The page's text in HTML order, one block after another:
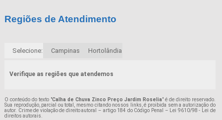
Regiões de Atendimento
Selecione: Campinas Hortolândia
Verifique as regiões que atendemos
O conteúdo do texto "Calha de Chuva Zinco Preço Jardim Roselia" é de direito reservado.
Sua reprodução, parcial ou total, mesmo citando nossos links, é proibida sem a autorização do
autor. Crime de violação de direito autoral – artigo 184 do Código Penal – Lei 9610/98 - Lei de
direitos autorais.